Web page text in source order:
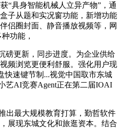
“具身智能机械人立异产物”，通
子从题和实况窗功能，新增功能
侣圈封面、静音播放视频等，网
功能，
更新，同步进度。为企业供给
频浏览更便利舒服。强化用户现
快速键节制...视觉中国取市东城
艺AI竞赛Agent正在第二届IOAI
最大规模教育打算，勤哲软件
展现东城文化和旅逛资本。结合